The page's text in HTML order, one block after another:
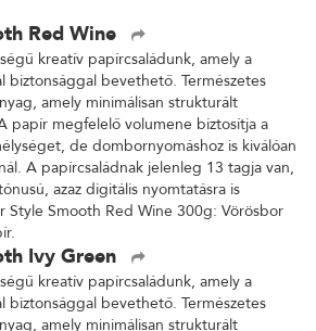
Red Wine
kreatív papírcsaládunk, amely a
biztonsággal bevethető. Természetes
amely minimálisan strukturált
papír megfelelő volumene biztosítja a
de dombornyomáshoz is kiválóan
A papírcsaládnak jelenleg 13 tagja van,
azaz digitális nyomtatásra is
Style Smooth Red Wine 300g: Vörösbor
Ivy Green
kreatív papírcsaládunk, amely a
biztonsággal bevethető. Természetes
amely minimálisan strukturált